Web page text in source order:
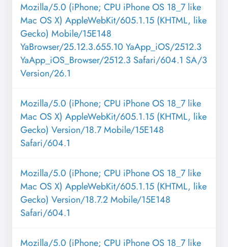
Mozilla/5.0 (iPhone; CPU iPhone OS 18_7 like
Mac OS X) AppleWebKit/605.1.15 (KHTML, like
Gecko) Mobile/15E148
YaBrowser/25.12.3.655.10 YaApp_iOS/2512.3
YaApp_iOS_Browser/2512.3 Safari/604.1 SA/3
Version/26.1
Mozilla/5.0 (iPhone; CPU iPhone OS 18_7 like
Mac OS X) AppleWebKit/605.1.15 (KHTML, like
Gecko) Version/18.7 Mobile/15E148
Safari/604.1
Mozilla/5.0 (iPhone; CPU iPhone OS 18_7 like
Mac OS X) AppleWebKit/605.1.15 (KHTML, like
Gecko) Version/18.7.2 Mobile/15E148
Safari/604.1
Mozilla/5.0 (iPhone; CPU iPhone OS 18_7 like